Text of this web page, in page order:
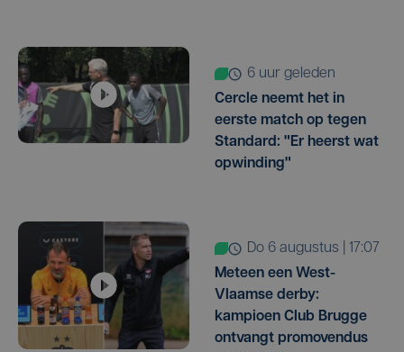
6 uur geleden
Cercle neemt het in
eerste match op tegen
Standard: "Er heerst wat
opwinding"
do 6 augustus | 17:07
Meteen een West-
Vlaamse derby:
kampioen Club Brugge
ontvangt promovendus